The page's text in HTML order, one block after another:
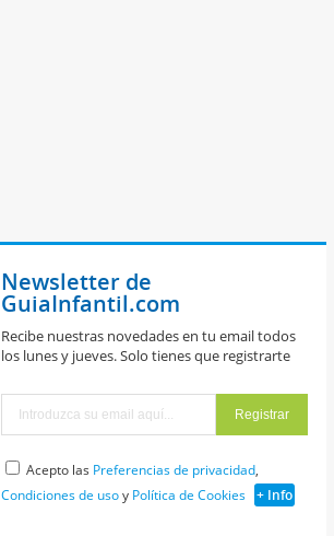
Newsletter de
GuiaInfantil.com
Recibe nuestras novedades en tu email todos
los lunes y jueves. Solo tienes que registrarte
Acepto las Preferencias de privacidad,
Condiciones de usoy Política de Cookies + Info